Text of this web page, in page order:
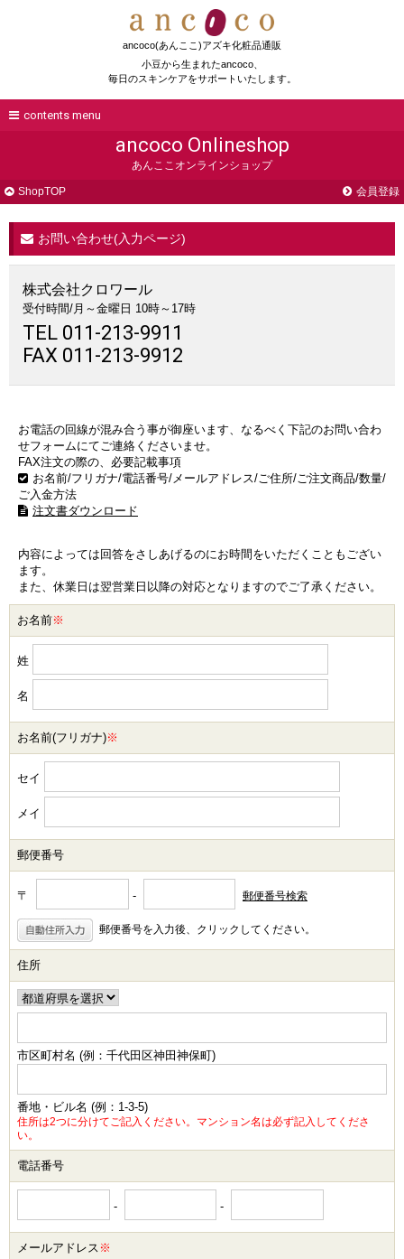
ancoco(あんここ)アズキ化粧品通販
小豆から生まれたancoco、
毎日のスキンケアをサポートいたします。
contents menu
ancoco Onlineshop
あんここオンラインショップ
ShopTOP 会員登録
お問い合わせ(入力ページ)
株式会社クロワール
受付時間/月～金曜日 10時～17時
TEL 011-213-9911
FAX 011-213-9912
お電話の回線が混み合う事が御座います、なるべく下記のお問い合わ
せフォームにてご連絡くださいませ。
FAX注文の際の、必要記載事項
お名前/フリガナ/電話番号/メールアドレス/ご住所/ご注文商品/数量/
ご入金方法
注文書ダウンロード
内容によっては回答をさしあげるのにお時間をいただくこともござい
ます。
また、休業日は翌営業日以降の対応となりますのでご了承ください。
お名前※
姓
名
お名前(フリガナ)※
セイ
メイ
郵便番号
〒 - 郵便番号検索
郵便番号を入力後、クリックしてください。
住所
市区町村名 (例：千代田区神田神保町)
番地・ビル名 (例：1-3-5)
住所は2つに分けてご記入ください。マンション名は必ず記入してくださ
い。
電話番号
- -
メールアドレス ※